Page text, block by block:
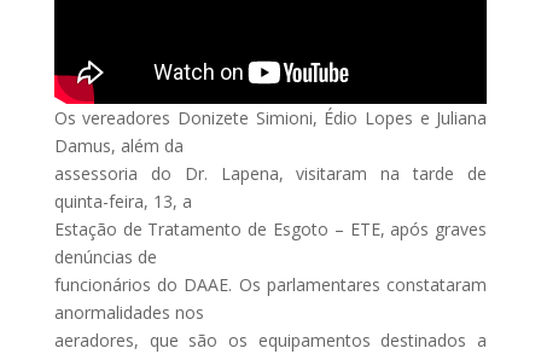
Os vereadores Donizete Simioni, Édio Lopes e Juliana
Damus, além da
assessoria do Dr. Lapena, visitaram na tarde de
quinta-feira, 13, a
Estação de Tratamento de Esgoto – ETE, após graves
denúncias de
funcionários do DAAE. Os parlamentares constataram
anormalidades nos
aeradores, que são os equipamentos destinados a